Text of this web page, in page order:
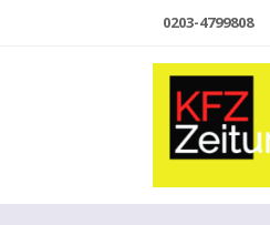
0203-4799808